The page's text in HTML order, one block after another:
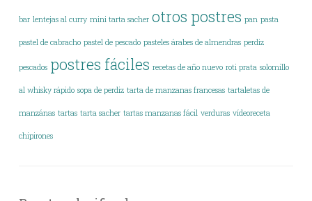
bar lentejas al curry mini tarta sacher otros postres pan pasta
pastel de cabracho pastel de pescado pasteles árabes de almendras perdiz
pescados postres fáciles recetas de año nuevo roti prata solomillo
al whisky rápido sopa de perdiz tarta de manzanas francesas tartaletas de
manzánas tartas tarta sacher tartas manzanas fácil verduras vídeoreceta
chipirones